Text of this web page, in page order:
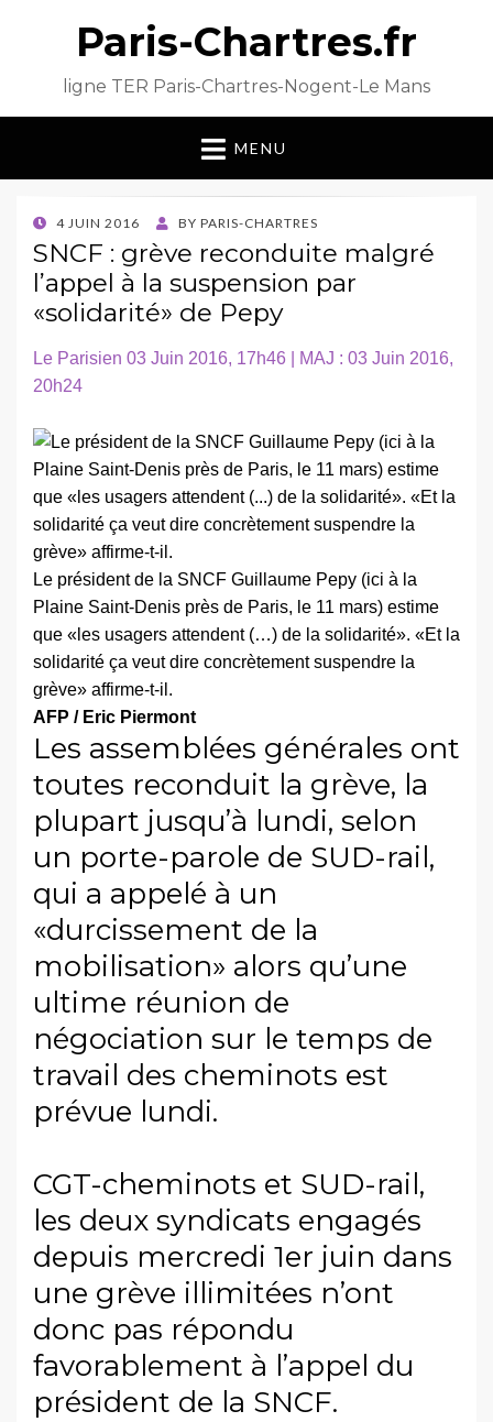
Paris-Chartres.fr
ligne TER Paris-Chartres-Nogent-Le Mans
MENU
POSTED
ON
4 JUIN 2016 BY PARIS-CHARTRES
SNCF : grève reconduite malgré
l’appel à la suspension par
«solidarité» de Pepy
Le Parisien 03 Juin 2016, 17h46 | MAJ : 03 Juin 2016,
20h24
Le président de la SNCF Guillaume Pepy (ici à la
Plaine Saint-Denis près de Paris, le 11 mars) estime
que «les usagers attendent (…) de la solidarité». «Et la
solidarité ça veut dire concrètement suspendre la
grève» affirme-t-il.
AFP / Eric Piermont
Les assemblées générales ont
toutes reconduit la grève, la
plupart jusqu’à lundi, selon
un porte-parole de SUD-rail,
qui a appelé à un
«durcissement de la
mobilisation» alors qu’une
ultime réunion de
négociation sur le temps de
travail des cheminots est
prévue lundi.
CGT-cheminots et SUD-rail,
les deux syndicats engagés
depuis mercredi 1er juin dans
une grève illimitées n’ont
donc pas répondu
favorablement à l’appel du
président de la SNCF.